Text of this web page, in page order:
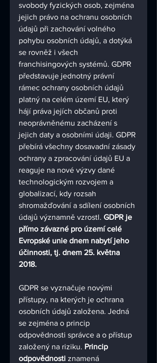
svobody fyzických osob, zejména
jejich právo na ochranu osobních
údajů při zachování volného
pohybu osobních údajů, a dotýká
se rovněž i všech
franchisingových systémů. GDPR
představuje jednotný právní
rámec ochrany osobních údajů
platný na celém území EU, který
hájí práva jejích občanů proti
neoprávněnému zacházení s
jejich daty a osobními údaji. GDPR
přebírá všechny dosavadní zásady
ochrany a zpracování údajů EU a
reaguje na nové výzvy dané
technologickým rozvojem a
globalizací, kdy rozsah
shromažďování a sdílení osobních
údajů významně vzrostl. GDPR je
přímo závazné pro území celé
Evropské unie dnem nabytí jeho
účinnosti, tj. dnem 25. května
2018.
GDPR se vyznačuje novými
přístupy, na kterých je ochrana
osobních údajů založena. Jedná
se zejména o princip
odpovědnosti správce a o přístup
založený na riziku. Princip
odpovědnosti znamená